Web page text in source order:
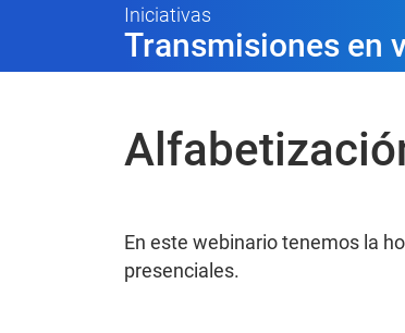
Iniciativas
Transmisiones en
En este webinario tenemos la
presenciales.